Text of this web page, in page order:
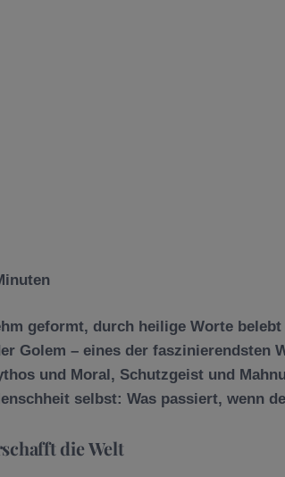
geformt, durch heilige Worte
Golem – eines der faszinierendsten
und Moral, Schutzgeist und
selbst: Was passiert, wenn
die Welt